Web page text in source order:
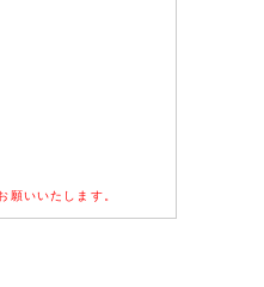
いいたします。